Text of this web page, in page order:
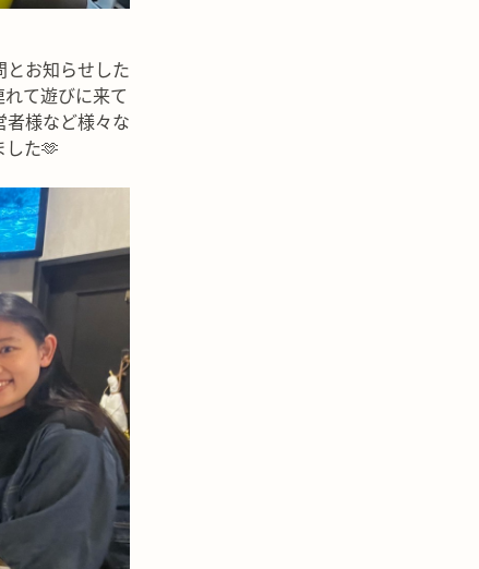
とお知らせした
て遊びに来て
者様など様々な
した🫶